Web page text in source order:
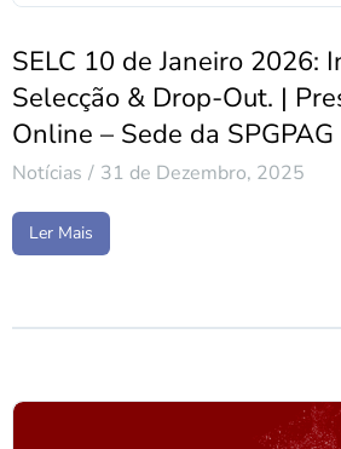
SELC 10 de Janeiro 2026:
Selecção & Drop-Out. |
Online – Sede da SPGPAG
Notícias 31 de Dezembro, 2025
Ler Mais